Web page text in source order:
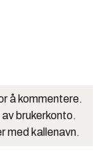
å kommentere.
brukerkonto.
med kallenavn.